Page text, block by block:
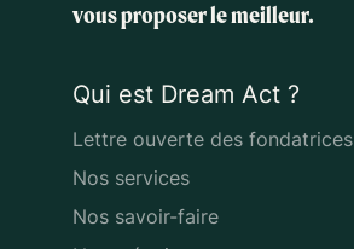
vous proposer le meilleur.
Qui est Dream Act ?
Lettre ouverte des fondatrices
Nos services
Nos savoir-faire